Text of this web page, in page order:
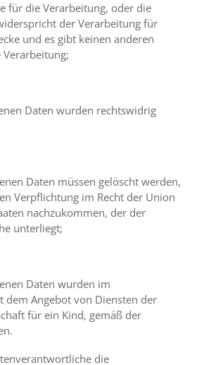
für die Verarbeitung, oder die
der Verarbeitung für
und es gibt keinen anderen
Daten wurden rechtswidrig
Daten müssen gelöscht werden,
Verpflichtung im Recht der Union
nachzukommen, der der
unterliegt;
Daten wurden im
dem Angebot von Diensten der
für ein Kind, gemäß der
die